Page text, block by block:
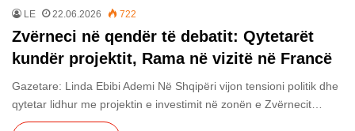
LE 22.06.2026 722
Zvërneci në qendër të debatit: Qytetarët
kundër projektit, Rama në vizitë në Francë
Gazetare: Linda Ebibi Ademi Në Shqipëri vijon tensioni politik dhe
qytetar lidhur me projektin e investimit në zonën e Zvërnecit…